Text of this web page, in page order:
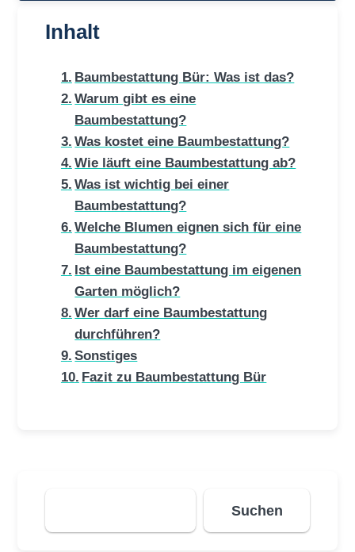
Inhalt
Baumbestattung Bür: Was ist das?
Warum gibt es eine
Baumbestattung?
Was kostet eine Baumbestattung?
Wie läuft eine Baumbestattung ab?
Was ist wichtig bei einer
Baumbestattung?
Welche Blumen eignen sich für eine
Baumbestattung?
Ist eine Baumbestattung im eigenen
Garten möglich?
Wer darf eine Baumbestattung
durchführen?
Sonstiges
Fazit zu Baumbestattung Bür
Suchen
Suchen